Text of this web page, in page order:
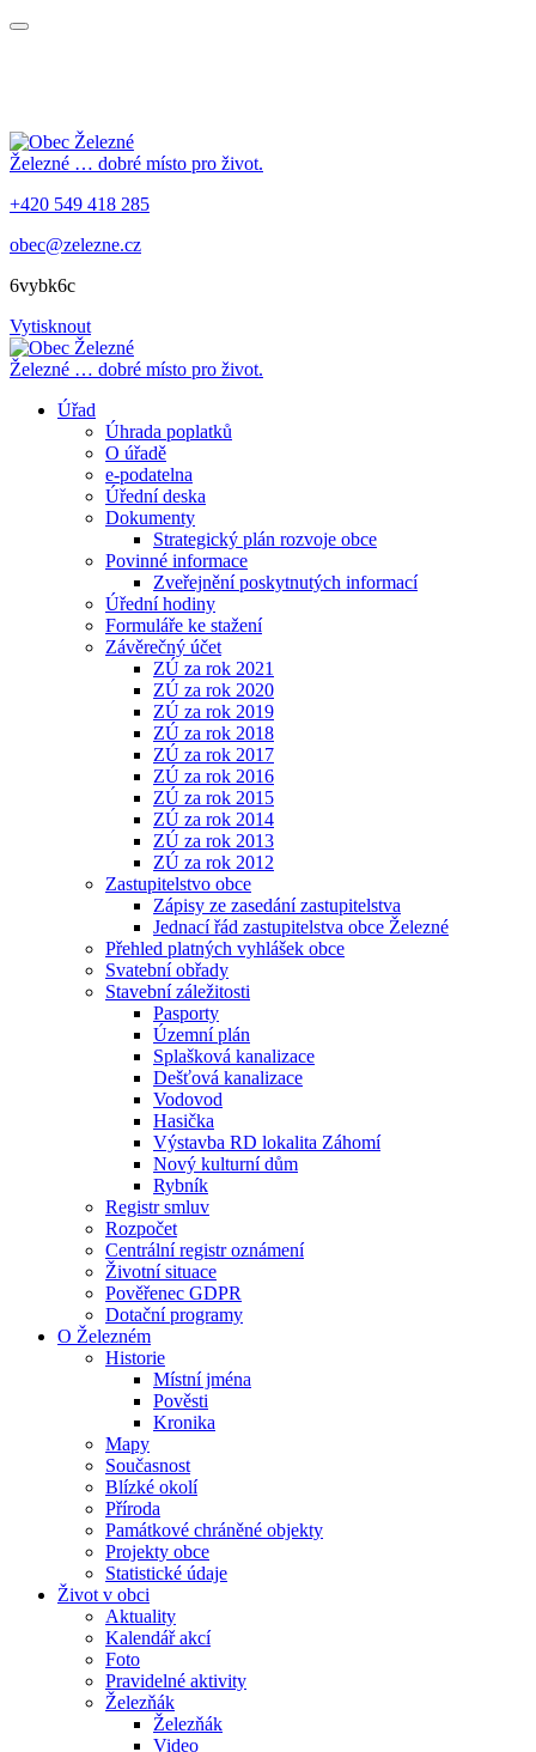
Železné … dobré místo pro život.
+420 549 418 285
obec@zelezne.cz
6vybk6c
Vytisknout
Železné … dobré místo pro život.
Úřad
Úhrada poplatků
O úřadě
e-podatelna
Úřední deska
Dokumenty
Strategický plán rozvoje obce
Povinné informace
Zveřejnění poskytnutých informací
Úřední hodiny
Formuláře ke stažení
Závěrečný účet
ZÚ za rok 2021
ZÚ za rok 2020
ZÚ za rok 2019
ZÚ za rok 2018
ZÚ za rok 2017
ZÚ za rok 2016
ZÚ za rok 2015
ZÚ za rok 2014
ZÚ za rok 2013
ZÚ za rok 2012
Zastupitelstvo obce
Zápisy ze zasedání zastupitelstva
Jednací řád zastupitelstva obce Železné
Přehled platných vyhlášek obce
Svatební obřady
Stavební záležitosti
Pasporty
Územní plán
Splašková kanalizace
Dešťová kanalizace
Vodovod
Hasička
Výstavba RD lokalita Záhomí
Nový kulturní dům
Rybník
Registr smluv
Rozpočet
Centrální registr oznámení
Životní situace
Pověřenec GDPR
Dotační programy
O Železném
Historie
Místní jména
Pověsti
Kronika
Mapy
Současnost
Blízké okolí
Příroda
Památkové chráněné objekty
Projekty obce
Statistické údaje
Život v obci
Aktuality
Kalendář akcí
Foto
Pravidelné aktivity
Železňák
Železňák
Video